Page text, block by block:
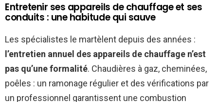
Entretenir ses appareils de chauffage et ses
conduits : une habitude qui sauve
Les spécialistes le martèlent depuis des années :
l’entretien annuel des appareils de chauffage n’est
pas qu’une formalité. Chaudières à gaz, cheminées,
poêles : un ramonage régulier et des vérifications par
un professionnel garantissent une combustion